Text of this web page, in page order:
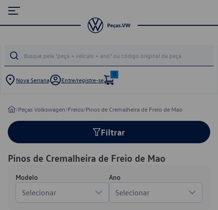
Nova Serrana Entre/registre-se
0
/Peças Volkswagen/Freios/Pinos de Cremalheira de Freio de Mao
Filtrar
Pinos de Cremalheira de Freio de Mao
Modelo
Selecionar
Ano
Selecionar